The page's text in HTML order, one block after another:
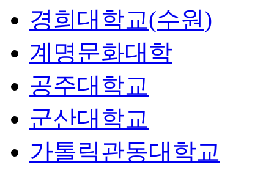
경희대학교(수원)
계명문화대학
공주대학교
군산대학교
가톨릭관동대학교